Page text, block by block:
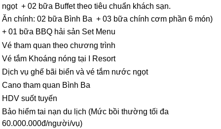
ngọt + 02 bữa Buffet theo tiêu chuẩn khách sạn.
Ăn chính: 02 bữa Bình Ba + 03 bữa chính cơm phần 6 món)
+ 01 bữa BBQ hải sản Set Menu
Vé tham quan theo chương trình
Vé tắm Khoáng nóng tại I Resort
Dịch vụ ghế bãi biển và vé tắm nước ngọt
Cano tham quan Bình Ba
HDV suốt tuyến
Bảo hiểm tai nạn du lịch (Mức bồi thường tối đa
60.000.000đ/người/vụ)